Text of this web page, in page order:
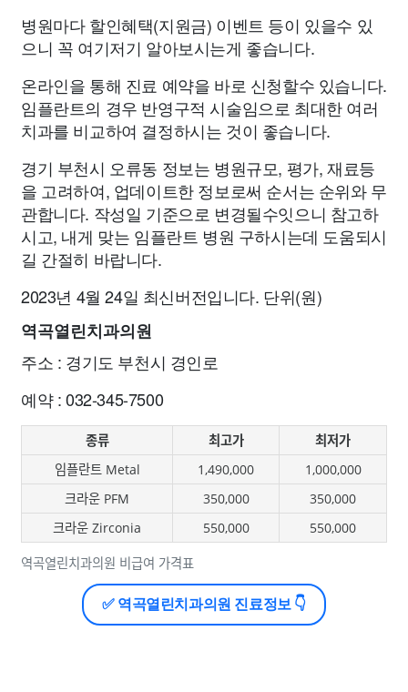
병원마다 할인혜택(지원금) 이벤트 등이 있을수 있
으니 꼭 여기저기 알아보시는게 좋습니다.
온라인을 통해 진료 예약을 바로 신청할수 있습니다.
임플란트의 경우 반영구적 시술임으로 최대한 여러
치과를 비교하여 결정하시는 것이 좋습니다.
경기 부천시 오류동 정보는 병원규모, 평가, 재료등
을 고려하여, 업데이트한 정보로써 순서는 순위와 무
관합니다. 작성일 기준으로 변경될수잇으니 참고하
시고, 내게 맞는 임플란트 병원 구하시는데 도움되시
길 간절히 바랍니다.
2023년 4월 24일 최신버전입니다. 단위(원)
역곡열린치과의원
주소 : 경기도 부천시 경인로
예약 : 032-345-7500
역곡열린치과의원 비급여 가격표
종류 최고가
최저가
임플란트 Metal
1,490,000
1,000,000
크라운 PFM
350,000
350,000
크라운 Zirconia
550,000 550,000
✅ 역곡열린치과의원 진료정보 👇